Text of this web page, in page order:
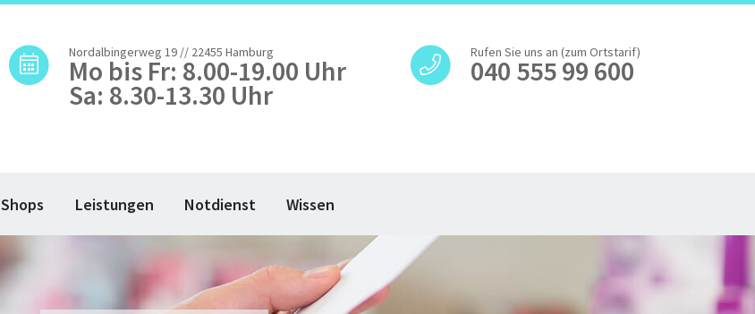
Nordalbingerweg 19 // 22455 Hamburg
Mo bis Fr: 8.00-19.00 Uhr
Sa: 8.30-13.30 Uhr
Rufen Sie uns an (zum Ortstarif)
040 555 99 600
Shops Leistungen Notdienst Wissen